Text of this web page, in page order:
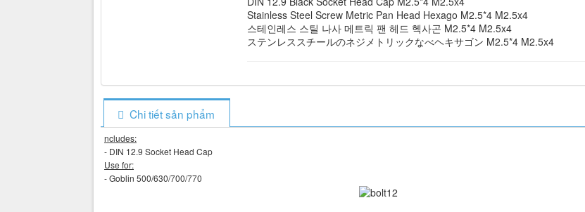
Stainless Steel Screw Metric Pan Head Hexago M2.5*4 M2.5x4
스테인레스 스틸 나사 메트릭 팬 헤드 헥사곤 M2.5*4 M2.5x4
ステンレススチールのネジメトリックなべヘキサゴン M2.5*4 M2.5x4
Chi tiết sản phẩm
ncludes:
- DIN 12.9 Socket Head Cap
Use for:
- Goblin 500/630/700/770